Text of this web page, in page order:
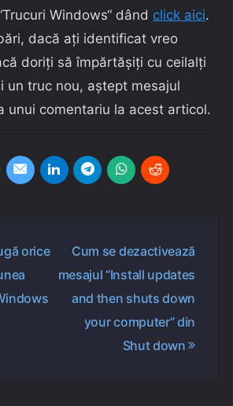
Windows“ dând click aici.
dacă ați identificat vreo
doriți să împărtășiți cu ceilalți
un truc nou, aștept mesajul
unui comentariu la acest articol.
orice
Cum se dezactivează
mesajul “Install updates
and then shuts down
your computer” din
Shut down